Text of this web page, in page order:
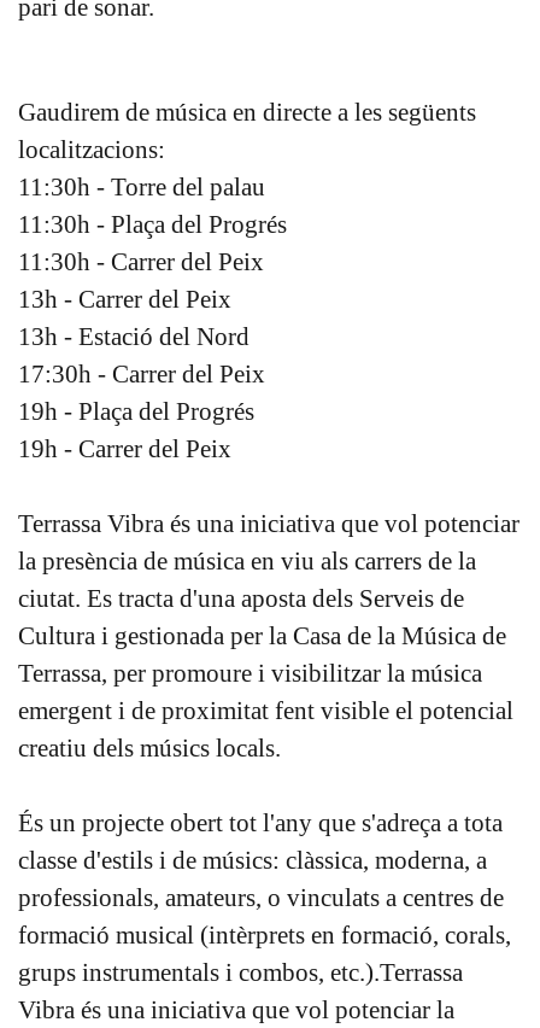
pari de sonar.
Gaudirem de música en directe a les següents
localitzacions:
11:30h - Torre del palau
11:30h - Plaça del Progrés
11:30h - Carrer del Peix
13h - Carrer del Peix
13h - Estació del Nord
17:30h - Carrer del Peix
19h - Plaça del Progrés
19h - Carrer del Peix
Terrassa Vibra és una iniciativa que vol potenciar
la presència de música en viu als carrers de la
ciutat. Es tracta d'una aposta dels Serveis de
Cultura i gestionada per la Casa de la Música de
Terrassa, per promoure i visibilitzar la música
emergent i de proximitat fent visible el potencial
creatiu dels músics locals.
És un projecte obert tot l'any que s'adreça a tota
classe d'estils i de músics: clàssica, moderna, a
professionals, amateurs, o vinculats a centres de
formació musical (intèrprets en formació, corals,
grups instrumentals i combos, etc.).Terrassa
Vibra és una iniciativa que vol potenciar la